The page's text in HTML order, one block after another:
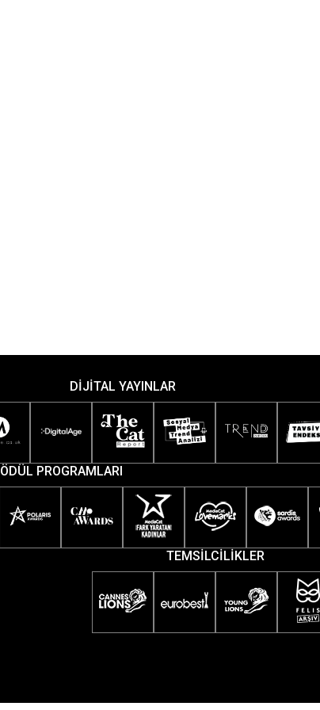
DİJİTAL YAYINLAR
ÖDÜL PROGRAMLARI
TEMSİLCİLİKLER